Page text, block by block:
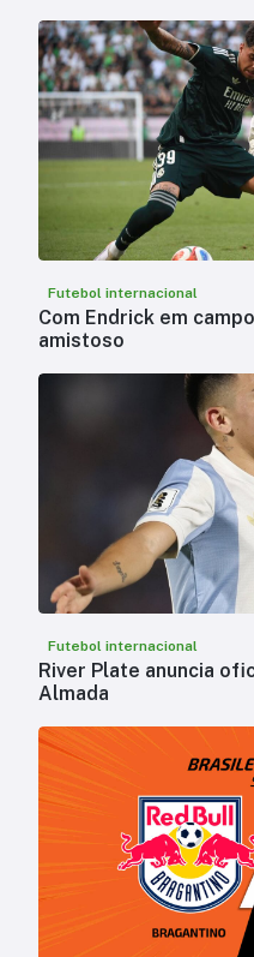
Futebol internacional
Com Endrick em
amistoso
Futebol internacional
River Plate anuncia
Almada